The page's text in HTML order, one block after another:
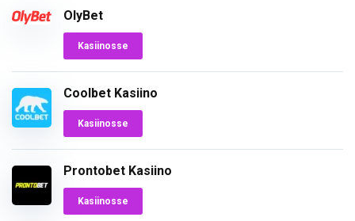
OlyBet
Kasiinosse
Coolbet Kasiino
Kasiinosse
Prontobet Kasiino
Kasiinosse